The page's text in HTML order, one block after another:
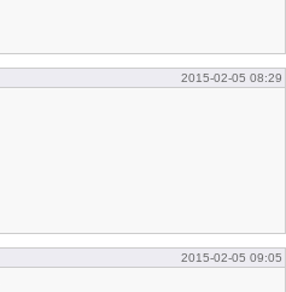
2015-02-05 08:29
2015-02-05 09:05